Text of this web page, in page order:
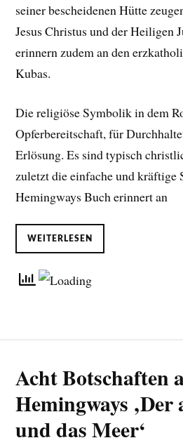
seiner bescheidenen Hütte
Jesus Christus und der Heiligen
erinnern zudem an den
Kubas.
Die religiöse Symbolik in dem
Opferbereitschaft, für
Erlösung. Es sind typisch
zuletzt die einfache und kräftige
Hemingways Buch erinnert an
WEITERLESEN
Acht Botschaften
Hemingways
und das Meer‘